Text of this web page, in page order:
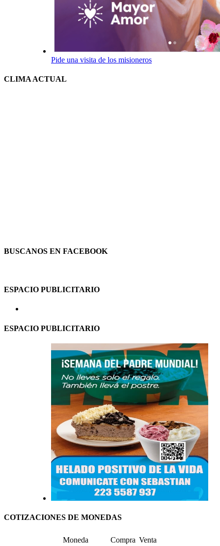
Pide una visita de los misioneros
CLIMA ACTUAL
BUSCANOS EN FACEBOOK
ESPACIO PUBLICITARIO
ESPACIO PUBLICITARIO
COTIZACIONES DE MONEDAS
Moneda Compra Venta